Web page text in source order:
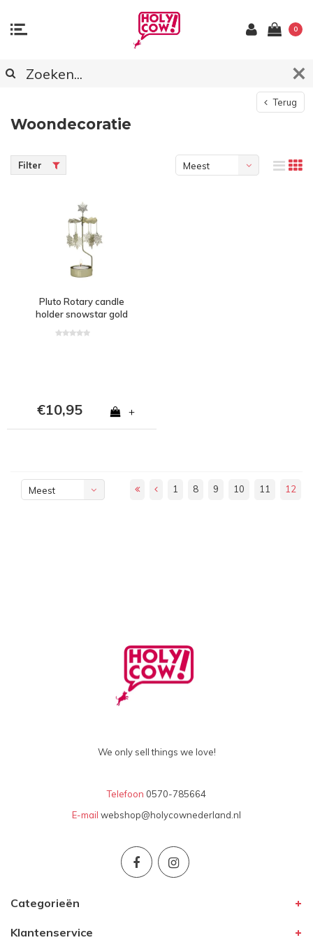
0
Terug
Woondecoratie
Filter
Meest
Pluto Rotary candle
holder snowstar gold
€10,95 +
Meest
1 8 9 10 11 12
We only sell things we love!
Telefoon 0570-785664
E-mail webshop@holycownederland.nl
Categorieën
Klantenservice